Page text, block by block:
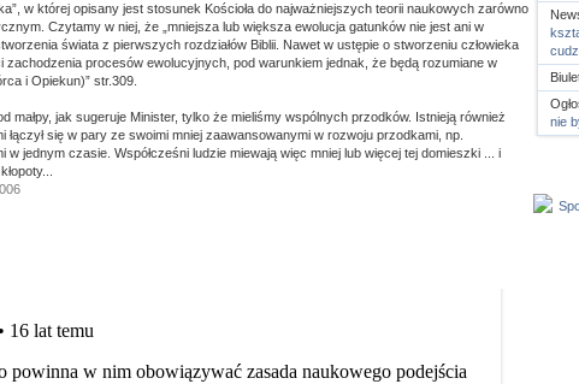
w której opisany jest stosunek Kościoła do najważniejszych teorii naukowych zarówno
Czytamy w niej, że „mniejsza lub większa ewolucja gatunków nie jest ani w
świata z pierwszych rozdziałów Biblii. Nawet w ustępie o stworzeniu człowieka
procesów ewolucyjnych, pod warunkiem jednak, że będą rozumiane w
i Opiekun)” str.309.
małpy, jak sugeruje Minister, tylko że mieliśmy wspólnych przodków. Istnieją również
się w pary ze swoimi mniej zaawansowanymi w rozwoju przodkami, np.
jednym czasie. Współcześni ludzie miewają więc mniej lub więcej tej domieszki ... i
nie